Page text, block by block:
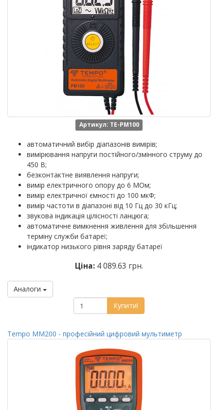
Артикул: TE-PM100
автоматичний вибір діапазонів вимірів;
вимірювання напруги постійного/змінного струму до
450 В;
безконтактне виявлення напруги;
вимір електричного опору до 6 МОм;
вимір електричної ємності до 100 мкФ;
вимір частоти в діапазоні від 10 Гц до 30 кГц;
звукова індикація цілісності ланцюга;
автоматичне вимкнення живлення для збільшення
терміну служби батареї;
індикатор низького рівня заряду батареї
Ціна: 4 089.63 грн.
Аналоги
Купити!
Tempo MM200 - професійний цифровий мультиметр